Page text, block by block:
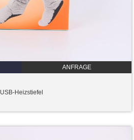
ANFRAGE
USB-Heizstiefel